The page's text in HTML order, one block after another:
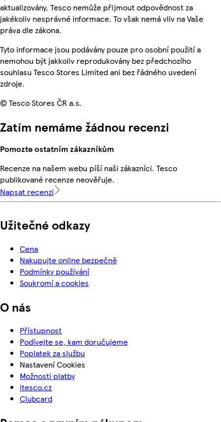
aktualizovány, Tesco nemůže přijmout odpovědnost za
jakékoliv nesprávné informace. To však nemá vliv na Vaše
práva dle zákona.
Tyto informace jsou podávány pouze pro osobní použití a
nemohou být jakkoliv reprodukovány bez předchozího
souhlasu Tesco Stores Limited ani bez řádného uvedení
zdroje.
© Tesco Stores ČR a.s.
Zatím nemáme žádnou recenzi
Pomozte ostatním zákazníkům
Recenze na našem webu píší naši zákazníci. Tesco
publikované recenze neověřuje.
Napsat recenzi
Užitečné odkazy
Cena
Nakupujte online bezpečně
Podmínky používání
Soukromí a cookies
O nás
Přístupnost
Podívejte se, kam doručujeme
Poplatek za službu
Nastavení Cookies
Možnosti platby
itesco.cz
Clubcard